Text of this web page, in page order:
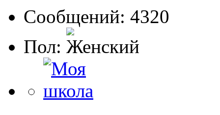
Сообщений: 4320
Пол: